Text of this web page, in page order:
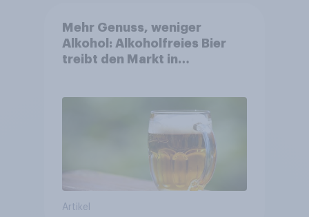
Mehr Genuss, weniger
Alkohol: Alkoholfreies Bier
treibt den Markt in
Artikel